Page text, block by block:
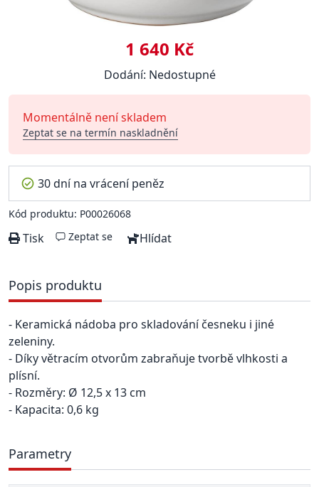
1 640 Kč
Dodání: Nedostupné
Momentálně není skladem
Zeptat se na termín naskladnění
30 dní na vrácení peněz
Kód produktu: P00026068
Tisk Zeptat se Hlídat
Popis produktu
- Keramická nádoba pro skladování česneku i jiné
zeleniny.
- Díky větracím otvorům zabraňuje tvorbě vlhkosti a
plísní.
- Rozměry: Ø 12,5 x 13 cm
- Kapacita: 0,6 kg
Parametry